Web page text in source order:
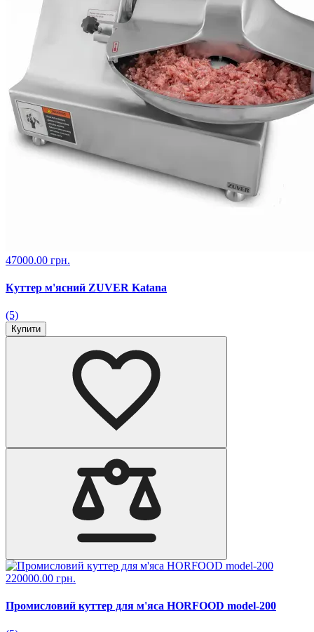
47000.00 грн.
Куттер м'ясний ZUVER Katana
(5)
Купити
220000.00 грн.
Промисловий куттер для м'яса HORFOOD model-200